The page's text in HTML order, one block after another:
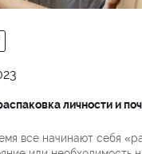
личности и
все начинают себя